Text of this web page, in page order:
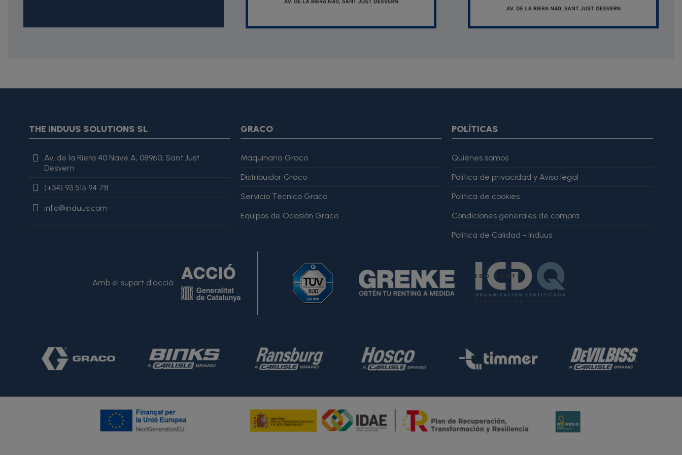
THE INDUUS SOLUTIONS SL
Av. de la Riera 40 Nave A, 08960, Sant Just
Desvern
(+34) 93 515 94 78
info@induus.com
GRACO
Maquinaria Graco
Distribuidor Graco
Servicio Técnico Graco
Equipos de Ocasión Graco
POLÍTICAS
Quiénes somos
Política de privacidad y Aviso legal
Política de cookies
Condiciones generales de compra
Política de Calidad - Induus
Amb el suport d'acció:
"review": { "@type": "Review", "author": { "@type": "Person", "name": "Alfonso Martínez" }, "reviewRating": { "@type": "Rating", "ratingValue": 4, "bestRating": 5 }, "reviewBody": "Este producto
es excelente, lo recomiendo totalmente." }